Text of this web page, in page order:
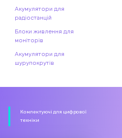
Акумулятори для
радіостанцій
Блоки живлення для
моніторів
Акумулятори для
шурупокрутів
Комлектуючі для цифрової
техніки